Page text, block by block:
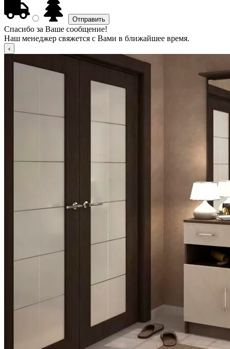
Спасибо за Ваше сообщение!
Наш менеджер свяжется с Вами в ближайшее время.